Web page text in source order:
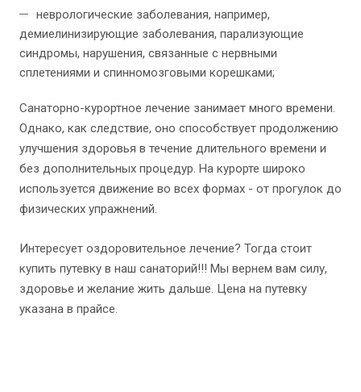
неврологические заболевания, например,
демиелинизирующие заболевания, парализующие
синдромы, нарушения, связанные с нервными
сплетениями и спинномозговыми корешками;
Санаторно-курортное лечение занимает много времени.
Однако, как следствие, оно способствует продолжению
улучшения здоровья в течение длительного времени и
без дополнительных процедур. На курорте широко
используется движение во всех формах - от прогулок до
физических упражнений.
Интересует оздоровительное лечение? Тогда стоит
купить путевку в наш санаторий!!! Мы вернем вам силу,
здоровье и желание жить дальше. Цена на путевку
указана в прайсе.